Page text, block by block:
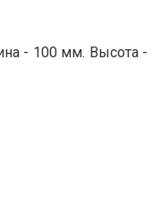
- 100 мм. Высота -